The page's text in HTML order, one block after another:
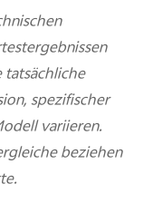
tatsächliche
spezifischer
variieren.
beziehen